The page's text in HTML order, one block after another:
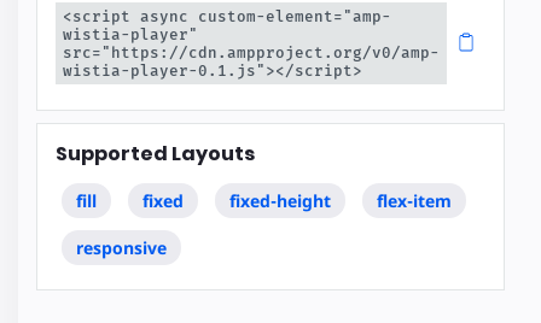
<script async custom-element="amp-
wistia-player"
src="https://cdn.ampproject.org/v0/amp-
wistia-player-0.1.js"></script>
Supported Layouts
fill fixed fixed-height flex-item
responsive